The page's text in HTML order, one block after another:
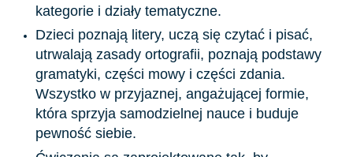
kategorie i działy tematyczne.
Dzieci poznają litery, uczą się czytać i pisać,
utrwalają zasady ortografii, poznają podstawy
gramatyki, części mowy i części zdania.
Wszystko w przyjaznej, angażującej formie,
która sprzyja samodzielnej nauce i buduje
pewność siebie.